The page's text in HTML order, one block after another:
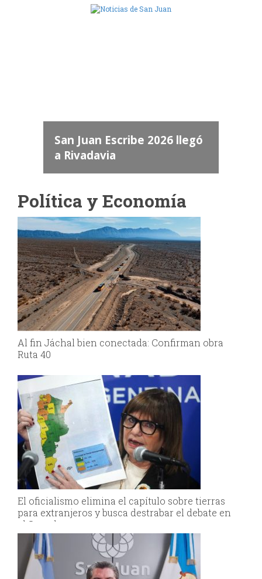
2026 llegó
Abren la inscripción para
Mención de Honor
Política y Economía
Al fin Jáchal bien conectada: Confirman obra
Ruta 40
El oficialismo elimina el capítulo sobre tierras
para extranjeros y busca destrabar el debate en
el Senado